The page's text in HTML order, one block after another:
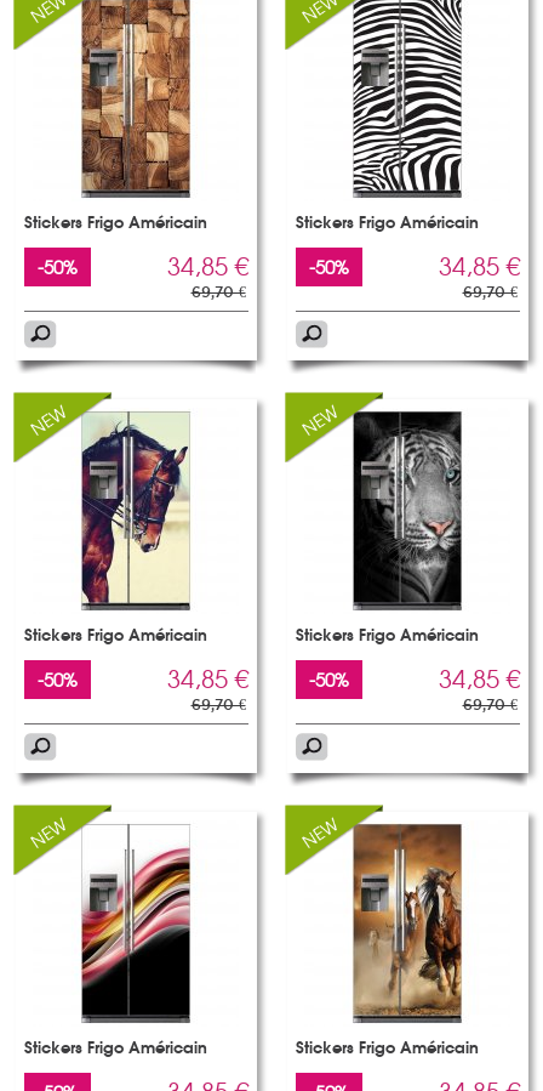
Stickers Frigo Américain
-50% 34,85 €
69,70 €
Stickers Frigo Américain
-50% 34,85 €
69,70 €
Stickers Frigo Américain
-50% 34,85 €
69,70 €
Stickers Frigo Américain
-50% 34,85 €
69,70 €
Stickers Frigo Américain Stickers Frigo Américain